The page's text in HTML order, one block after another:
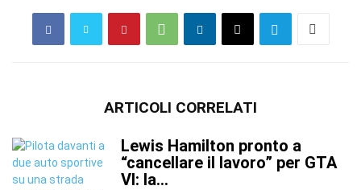
ARTICOLI CORRELATI
Lewis Hamilton pronto a
“cancellare il lavoro” per GTA
VI: la...